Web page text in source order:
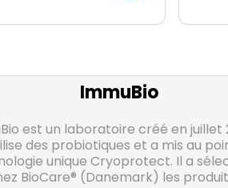
ImmuBio
est un laboratoire créé en juillet
des probiotiques et a mis au
unique Cryoprotect. Il a
BioCare® (Danemark) les